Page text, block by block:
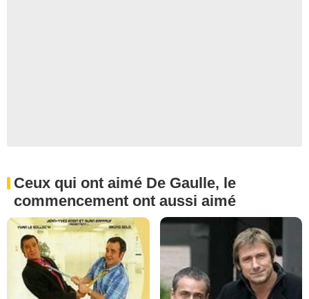
Ceux qui ont aimé De Gaulle, le
commencement ont aussi aimé